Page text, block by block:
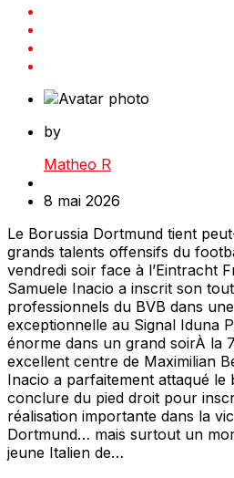
by
Matheo R
8 mai 2026
Le Borussia Dortmund tient
grands talents offensifs du
vendredi soir face à l’Eintracht
Samuele Inacio a inscrit son
professionnels du BVB dans
exceptionnelle au Signal Iduna
énorme dans un grand soirÀ la
excellent centre de Maximilian
Inacio a parfaitement attaqué le
conclure du pied droit pour
réalisation importante dans la
Dortmund… mais surtout un
jeune Italien de…